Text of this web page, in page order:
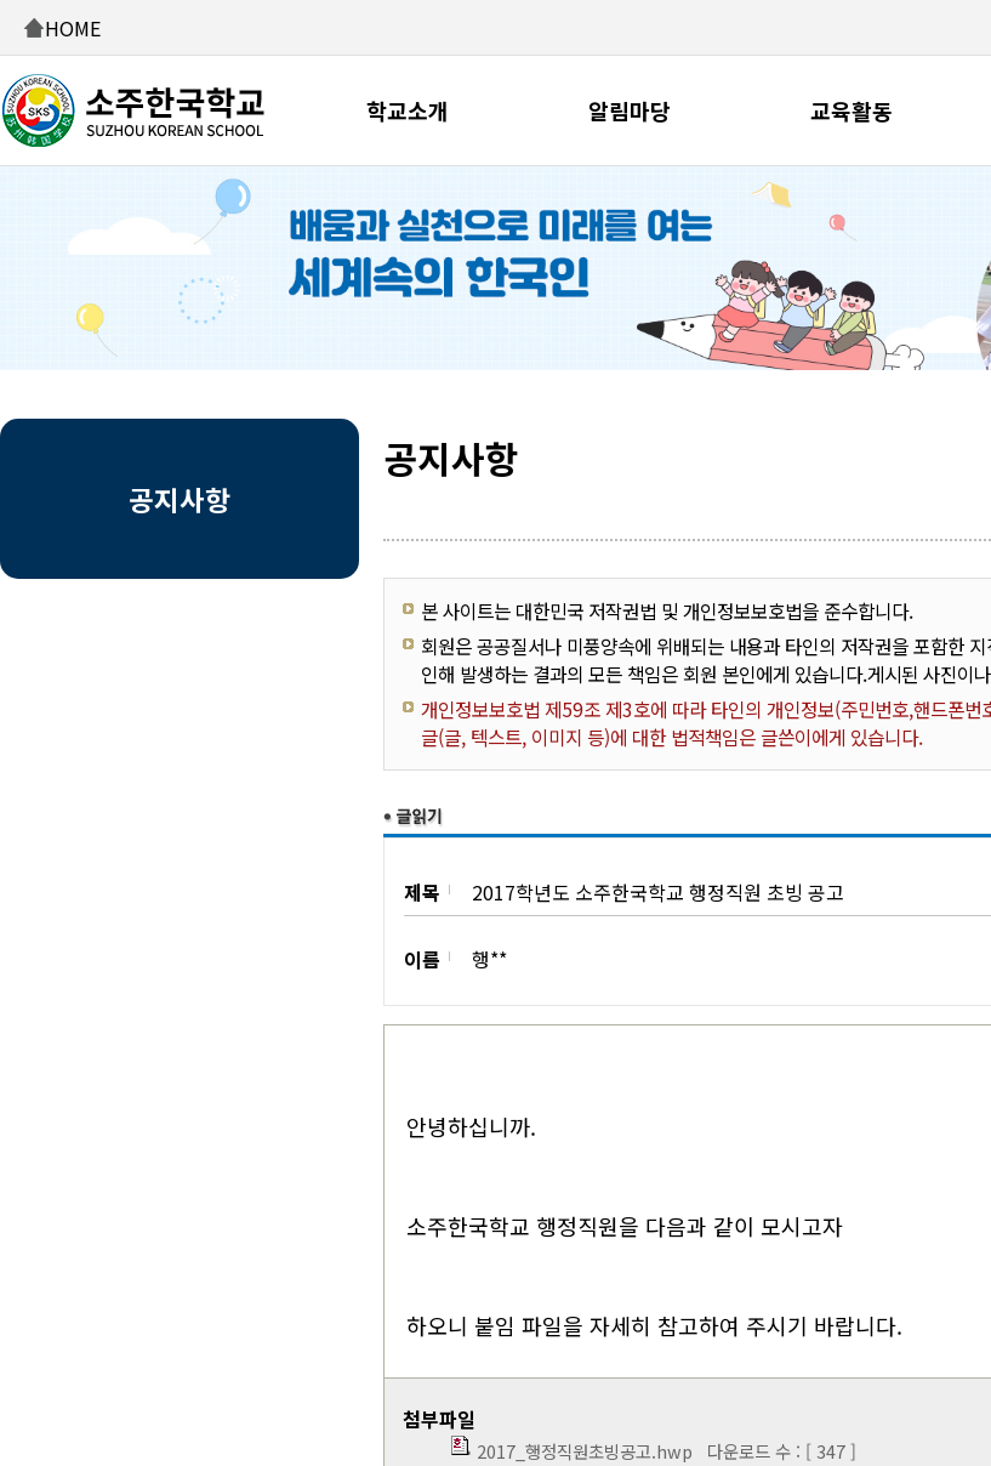
HOME
학교소개 알림마당 교육활동
공지사항
공지사항
본 사이트는 대한민국 저작권법 및 개인정보보호법을 준수합니다.
회원은 공공질서나 미풍양속에 위배되는 내용과 타인의 저작권을 포함한
인해 발생하는 결과의 모든 책임은 회원 본인에게 있습니다.게시된 사진이
개인정보보호법 제59조 제3호에 따라 타인의 개인정보(주민번호,핸드폰
글(글, 텍스트, 이미지 등)에 대한 법적책임은 글쓴이에게 있습니다.
제목 2017학년도 소주한국학교 행정직원 초빙 공고
이름 행**
안녕하십니까.
소주한국학교 행정직원을 다음과 같이 모시고자
하오니 붙임 파일을 자세히 참고하여 주시기 바랍니다.
첨부파일
2017_행정직원초빙공고.hwp 다운로드 수 : [ 347 ]